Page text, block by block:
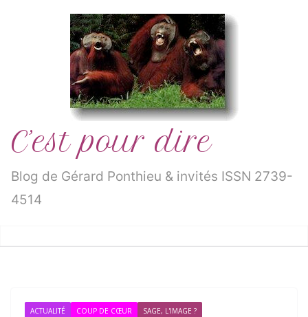
C’est pour dire
Blog de Gérard Ponthieu & invités ISSN 2739-
4514
ACTUALITÉ COUP DE CŒUR SAGE, L'IMAGE ?